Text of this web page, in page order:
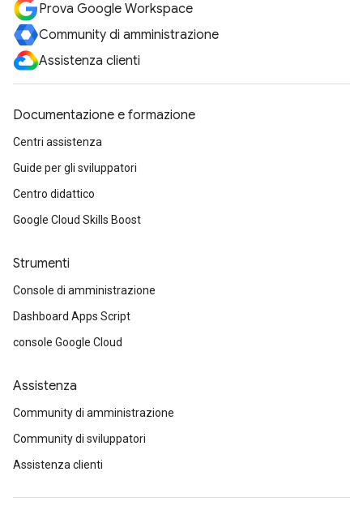
Prova Google Workspace
Community di amministrazione
Assistenza clienti
Documentazione e formazione
Centri assistenza
Guide per gli sviluppatori
Centro didattico
Google Cloud Skills Boost
Strumenti
Console di amministrazione
Dashboard Apps Script
console Google Cloud
Assistenza
Community di amministrazione
Community di sviluppatori
Assistenza clienti